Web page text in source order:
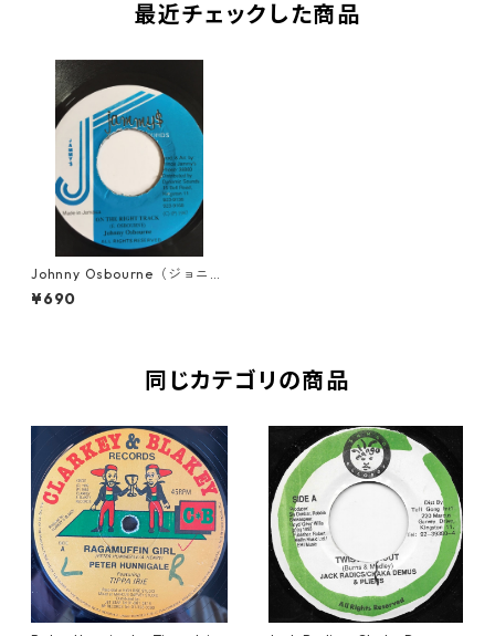
最近チェックした商品
Johnny Osbourne（ジョニー
オズボーン） - On The Right
Track【7inch】
¥690
同じカテゴリの商品